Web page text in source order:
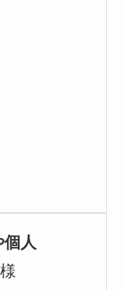
個人